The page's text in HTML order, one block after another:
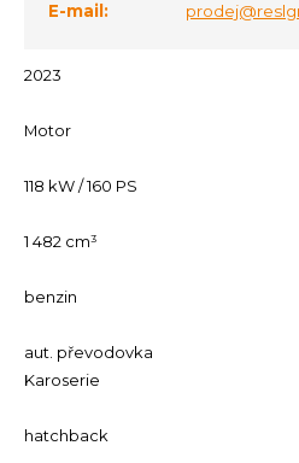
E-mail:
2023
Motor
118 kW / 160 PS
1 482 cm³
benzin
aut. převodovka
Karoserie
hatchback